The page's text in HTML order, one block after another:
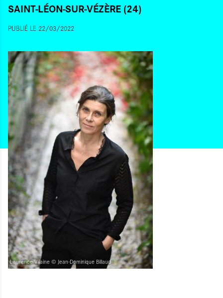
SAINT-LÉON-SUR-VÉZÈRE (24)
PUBLIÉ LE 22/03/2022
Laurence Vilaine © Jean-Dominique Billaud